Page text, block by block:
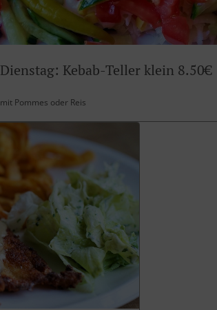
Dienstag: Kebab-Teller klein 8.50€
mit Pommes oder Reis